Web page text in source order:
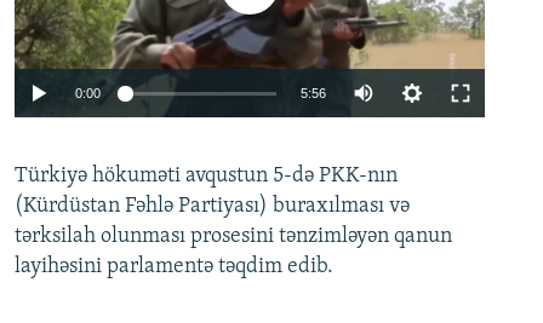
Auto 240p 360p 480p
720p 1080p
0:00 5:56
360p
480p
Türkiyə hökuməti avqustun 5-də PKK-nın
(Kürdüstan Fəhlə Partiyası) buraxılması və
tərksilah olunması prosesini tənzimləyən qanun
layihəsini parlamentə təqdim edib.